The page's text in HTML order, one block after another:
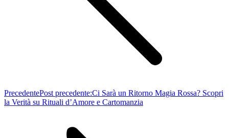
PrecedentePost precedente:Ci Sarà un Ritorno Magia Rossa? Scopri
la Verità su Rituali d’Amore e Cartomanzia